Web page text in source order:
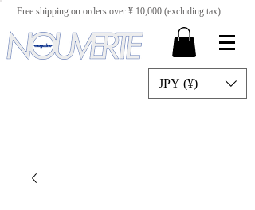
Free shipping on orders over ¥ 10,000 (excluding tax).
JPY (¥)